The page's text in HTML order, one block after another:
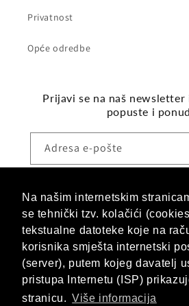
Na našim internetskim
se tehnički tzv. kolačići
tekstualne datoteke koje na
korisnika smješta internetski
(server), putem kojeg davatelj
pristupa Internetu (ISP)
stranicu. Više informacija
Privatnost
Opće odredbe
Prijavi se na naš newsletter
popuste i
Adresa e-pošte
Facebook
Jezik
Hrvatski (hrvatska)